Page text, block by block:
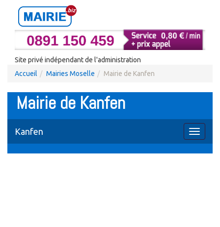
Site privé indépendant de l'administration
Accueil
Mairies Moselle Mairie de Kanfen
Mairie de Kanfen
Toggle
Kanfen